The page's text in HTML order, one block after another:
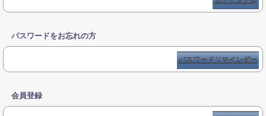
パスワードをお忘れの方
パスワードリマインダー
会員登録